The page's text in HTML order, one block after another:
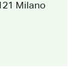
Milano